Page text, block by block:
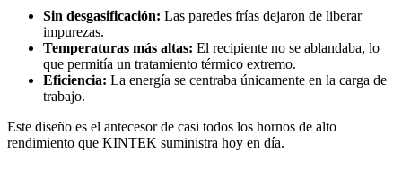
Sin desgasificación: Las paredes frías dejaron de liberar
impurezas.
Temperaturas más altas: El recipiente no se ablandaba, lo
que permitía un tratamiento térmico extremo.
Eficiencia: La energía se centraba únicamente en la carga de
trabajo.
Este diseño es el antecesor de casi todos los hornos de alto
rendimiento que KINTEK suministra hoy en día.